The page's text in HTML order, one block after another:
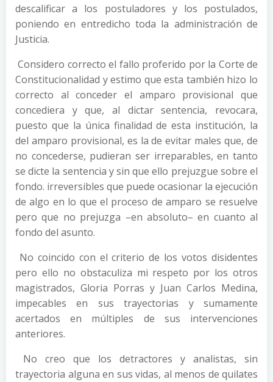
descalificar a los postuladores y los postulados,
poniendo en entredicho toda la administración de
Justicia.
Considero correcto el fallo proferido por la Corte de
Constitucionalidad y estimo que esta también hizo lo
correcto al conceder el amparo provisional que
concediera y que, al dictar sentencia, revocara,
puesto que la única finalidad de esta institución, la
del amparo provisional, es la de evitar males que, de
no concederse, pudieran ser irreparables, en tanto
se dicte la sentencia y sin que ello prejuzgue sobre el
fondo. irreversibles que puede ocasionar la ejecución
de algo en lo que el proceso de amparo se resuelve
pero que no prejuzga –en absoluto– en cuanto al
fondo del asunto.
No coincido con el criterio de los votos disidentes
pero ello no obstaculiza mi respeto por los otros
magistrados, Gloria Porras y Juan Carlos Medina,
impecables en sus trayectorias y sumamente
acertados en múltiples de sus intervenciones
anteriores.
No creo que los detractores y analistas, sin
trayectoria alguna en sus vidas, al menos de quilates